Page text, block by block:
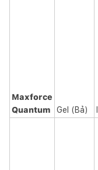
Maxforce
Quantum
Gel (Bả)